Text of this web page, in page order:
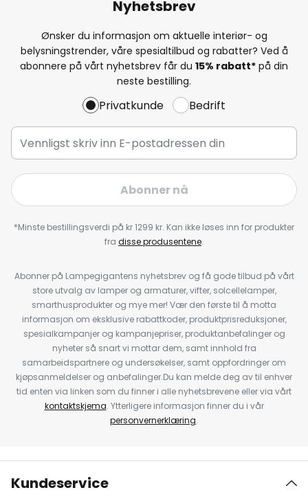
Nyhetsbrev
Ønsker du informasjon om aktuelle interiør- og
belysningstrender, våre spesialtilbud og rabatter? Ved å
abonnere på vårt nyhetsbrev får du 15% rabatt* på din
neste bestilling.
Privatkunde Bedrift
Abonner nå
*Minste bestillingsverdi på kr 1299 kr. Kan ikke løses inn for produkter
fra disse produsentene.
Abonner på Lampegigantens nyhetsbrev og få gode tilbud på vårt
store utvalg av lamper og armaturer, vifter, solcellelamper,
smarthusprodukter og mye mer! Vær den første til å motta
informasjon om eksklusive rabattkoder, produktprisreduksjoner,
spesialkampanjer og kampanjepriser, produktanbefalinger og
nyheter så snart vi mottar dem, samt innhold fra
samarbeidspartnere og undersøkelser, samt oppfordringer om
kjøpsanmeldelser og anbefalinger.Du kan melde deg av til enhver
tid enten via linken som du finner i alle nyhetsbrevene eller via vårt
kontaktskjema. Ytterligere informasjon finner du i vår
personvernerklæring.
Kundeservice